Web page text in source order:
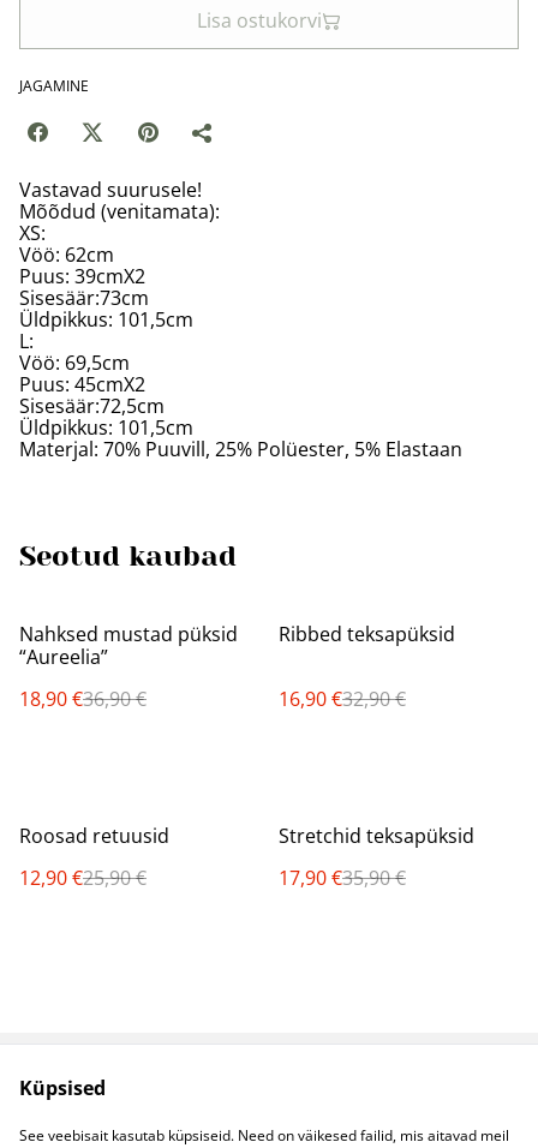
Lisa ostukorvi
JAGAMINE
Vastavad suurusele!
Mõõdud (venitamata):
XS:
Vöö: 62cm
Puus: 39cmX2
Sisesäär:73cm
Üldpikkus: 101,5cm
L:
Vöö: 69,5cm
Puus: 45cmX2
Sisesäär:72,5cm
Üldpikkus: 101,5cm
Materjal: 70% Puuvill, 25% Polüester, 5% Elastaan
Seotud kaubad
%
Nahksed mustad püksid
“Aureelia”
18,90 €36,90 €
%
Ribbed teksapüksid
16,90 €32,90 €
%
Roosad retuusid
12,90 €25,90 €
%
Stretchid teksapüksid
17,90 €35,90 €
Müügitingimused
Küpsised
Kontaktid
Küpsised
See veebisait kasutab küpsiseid. Need on väikesed failid, mis aitavad meil